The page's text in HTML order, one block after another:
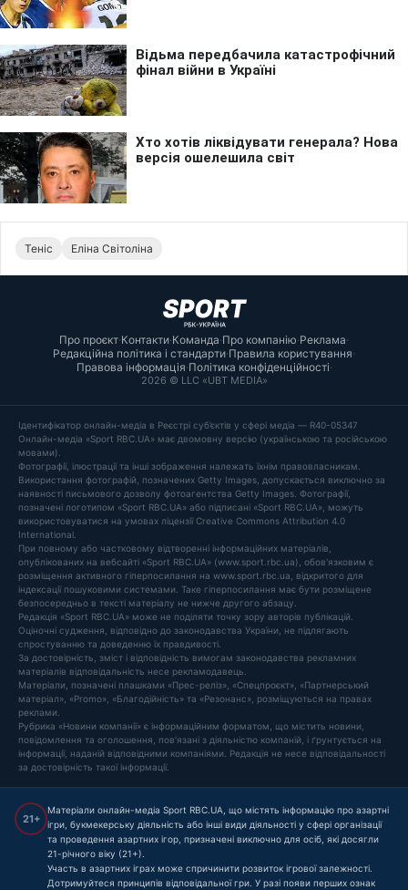
Теніс Еліна Світоліна
Про проєкт·Контакти·Команда·Про компанію·Реклама·
Редакційна політика і стандарти·Правила користування·
Правова інформація·Політика конфіденційності·
2026 © LLC «UBT MEDIA»
Ідентифікатор онлайн-медіа в Реєстрі суб’єктів у сфері медіа — R40-05347
Онлайн-медіа «Sport RBC.UA» має двомовну версію (українською та російською
мовами).
Фотографії, ілюстрації та інші зображення належать їхнім правовласникам.
Використання фотографій, позначених Getty Images, допускається виключно за
наявності письмового дозволу фотоагентства Getty Images. Фотографії,
позначені логотипом «Sport RBC.UA» або підписані «Sport RBC.UA», можуть
використовуватися на умовах ліцензії Creative Commons Attribution 4.0
International.
При повному або частковому відтворенні інформаційних матеріалів,
опублікованих на вебсайті «Sport RBC.UA» (www.sport.rbc.ua), обов'язковим є
розміщення активного гіперпосилання на www.sport.rbc.ua, відкритого для
індексації пошуковими системами. Таке гіперпосилання має бути розміщене
безпосередньо в тексті матеріалу не нижче другого абзацу.
Редакція «Sport RBC.UA» може не поділяти точку зору авторів публікацій.
Оціночні судження, відповідно до законодавства України, не підлягають
спростуванню та доведенню їх правдивості.
За достовірність, зміст і відповідність вимогам законодавства рекламних
матеріалів відповідальність несе рекламодавець.
Матеріали, позначені плашками «Прес-реліз», «Спецпроєкт», «Партнерський
матеріал», «Promo», «Благодійність» та «Резонанс», розміщуються на правах
реклами.
Рубрика «Новини компанії» є інформаційним форматом, що містить новини,
повідомлення та оголошення, пов'язані з діяльністю компаній, і ґрунтується на
інформації, наданій відповідними компаніями. Редакція не несе відповідальності
за достовірність такої інформації.
21+
Матеріали онлайн-медіа Sport RBC.UA, що містять інформацію про азартні
ігри, букмекерську діяльність або інші види діяльності у сфері організації
та проведення азартних ігор, призначені виключно для осіб, які досягли
21-річного віку (21+).
Участь в азартних іграх може спричинити розвиток ігрової залежності.
Дотримуйтеся принципів відповідальної гри. У разі появи перших ознак